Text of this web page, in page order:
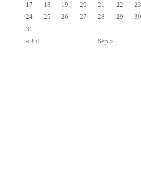
17
18 19 20 21 22
23
24
25 26 27 28 29
30
31
« Jul
Sep »